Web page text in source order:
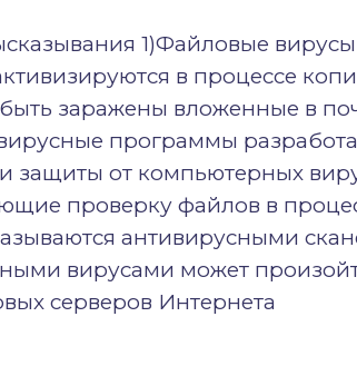
1)Файловые
в процессе
заражены вложенные в
программы
защиты от компьютерных
проверку файлов в
антивирусными
вирусами может
серверов Интернета